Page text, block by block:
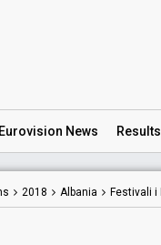
Eurovision News Results
2018 Albania Festivali i